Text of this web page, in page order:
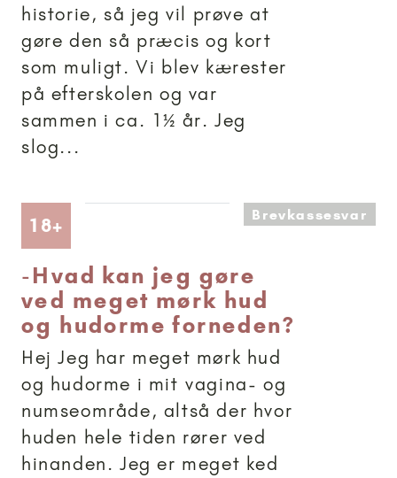
historie, så jeg vil prøve at
gøre den så præcis og kort
som muligt. Vi blev kærester
på efterskolen og var
sammen i ca. 1½ år. Jeg
slog...
18+ Artikler anbefalet til 18+Brevkassesvar
-Hvad kan jeg gøre
ved meget mørk hud
og hudorme forneden?
Hej Jeg har meget mørk hud
og hudorme i mit vagina- og
numseområde, altså der hvor
huden hele tiden rører ved
hinanden. Jeg er meget ked